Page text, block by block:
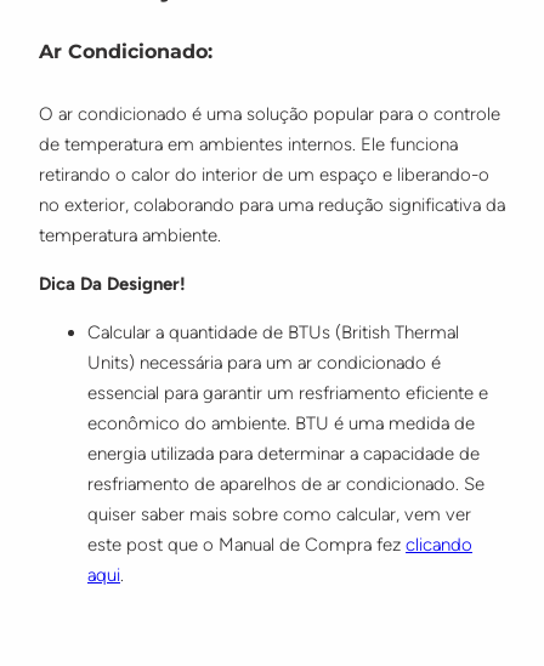
Ar Condicionado:
O ar condicionado é uma solução popular para o controle
de temperatura em ambientes internos. Ele funciona
retirando o calor do interior de um espaço e liberando-o
no exterior, colaborando para uma redução significativa da
temperatura ambiente.
Dica Da Designer!
Calcular a quantidade de BTUs (British Thermal
Units) necessária para um ar condicionado é
essencial para garantir um resfriamento eficiente e
econômico do ambiente. BTU é uma medida de
energia utilizada para determinar a capacidade de
resfriamento de aparelhos de ar condicionado. Se
quiser saber mais sobre como calcular, vem ver
este post que o Manual de Compra fez clicando
aqui